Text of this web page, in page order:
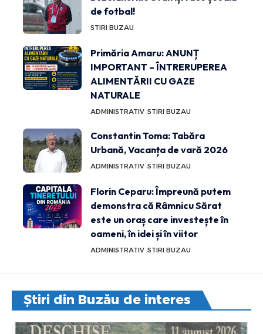
de fotbal!
STIRI BUZAU
Primăria Amaru: ANUNȚ
IMPORTANT – ÎNTRERUPEREA
ALIMENTĂRII CU GAZE
NATURALE
ADMINISTRATIV STIRI BUZAU
Constantin Toma: Tabăra
Urbană, Vacanța de vară 2026
ADMINISTRATIV STIRI BUZAU
Florin Ceparu: Împreună putem
demonstra că Râmnicu Sărat
este un oraș care investește în
oameni, în idei și în viitor
ADMINISTRATIV STIRI BUZAU
Știri din Buzău de interes